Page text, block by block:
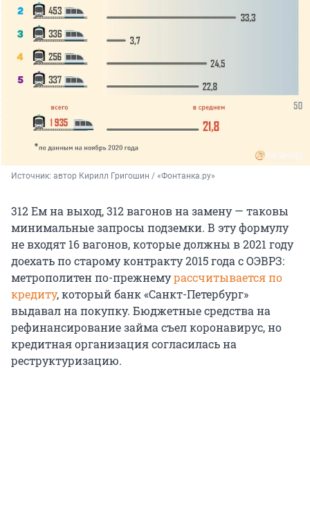
Источник: автор Кирилл Григошин / «Фонтанка.ру»
312 Ем на выход, 312 вагонов на замену — таковы
минимальные запросы подземки. В эту формулу
не входят 16 вагонов, которые должны в 2021 году
доехать по старому контракту 2015 года с ОЭВРЗ:
метрополитен по-прежнемурассчитывается по
кредиту, который банк «Санкт-Петербург»
выдавал на покупку. Бюджетные средства на
рефинансирование займа съел коронавирус, но
кредитная организация согласилась на
реструктуризацию.